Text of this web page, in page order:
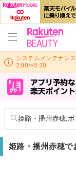
システムメンテナン
2:00〜5:30
姫路・播州赤穂,ボ
姫路・播州赤穂で